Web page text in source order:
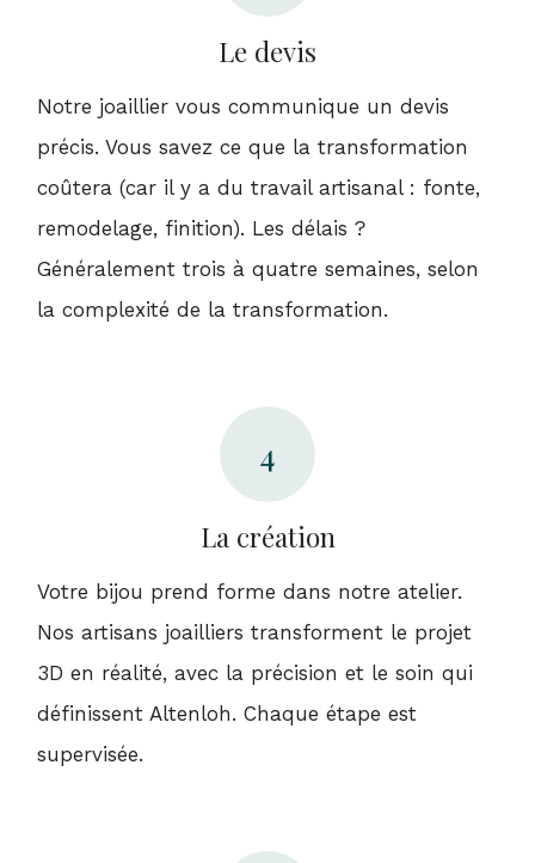
Le devis
Notre joaillier vous communique un devis
précis. Vous savez ce que la transformation
coûtera (car il y a du travail artisanal : fonte,
remodelage, finition). Les délais ?
Généralement trois à quatre semaines, selon
la complexité de la transformation.
4
La création
Votre bijou prend forme dans notre atelier.
Nos artisans joailliers transforment le projet
3D en réalité, avec la précision et le soin qui
définissent Altenloh. Chaque étape est
supervisée.